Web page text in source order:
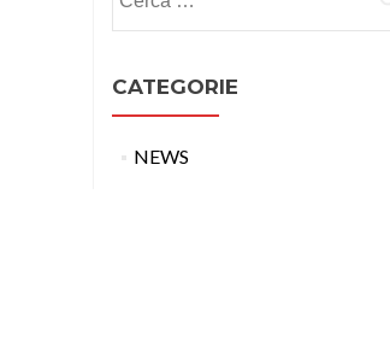
per:
CATEGORIE
NEWS